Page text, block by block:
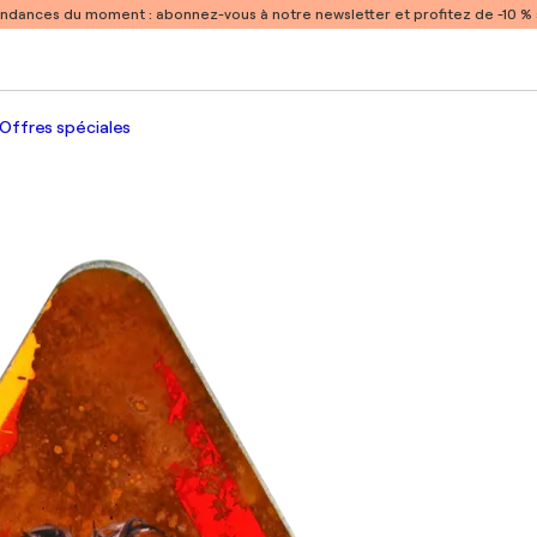
du moment : abonnez-vous à notre newsletter et profitez de -10
spéciales